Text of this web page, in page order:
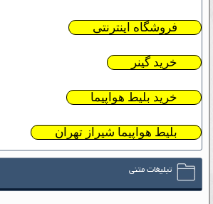
فروشگاه اینترنتی
خرید گینر
خرید بلیط هواپیما
بلیط هواپیما شیراز تهران
تبلیغات متنی